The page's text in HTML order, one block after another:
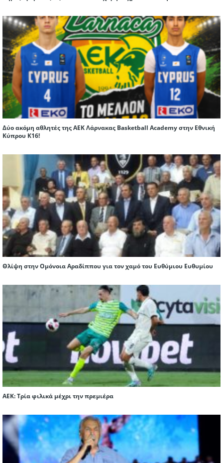
Δύο ακόμη αθλητές της ΑΕΚ Λάρνακας Basketball Academy στην Εθνική
Κύπρου Κ16!
Θλίψη στην Ομόνοια Αραδίππου για τον χαμό του Ευθύμιου Ευθυμίου
ΑΕΚ: Τρία φιλικά μέχρι την πρεμιέρα